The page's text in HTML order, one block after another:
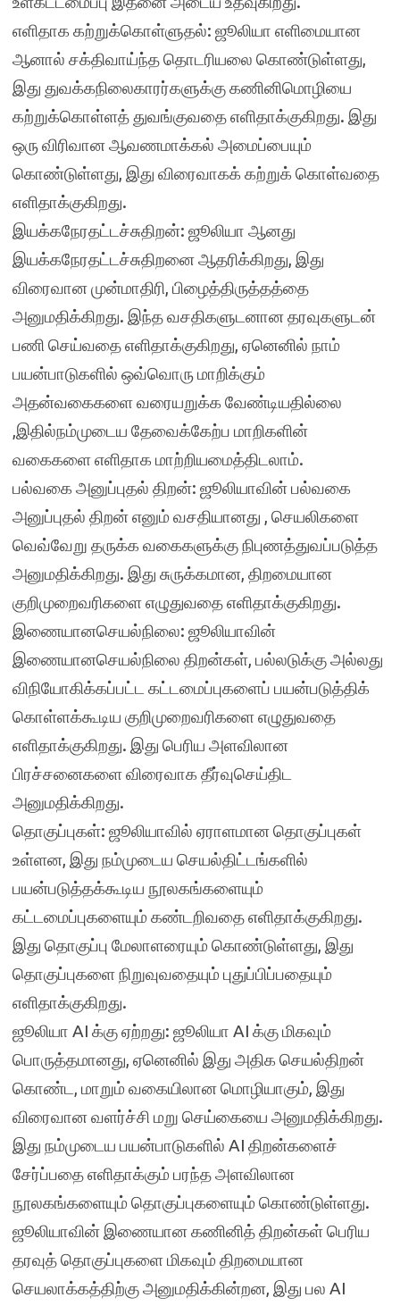
எளிதாக கற்றுக்கொள்ளுதல்: ஜூலியா எளிமையான
ஆனால் சக்திவாய்ந்த தொடரியலை கொண்டுள்ளது,
இது துவக்கநிலைகாரர்களுக்கு கணினிமொழியை
கற்றுக்கொள்ளத் துவங்குவதை எளிதாக்குகிறது. இது
ஒரு விரிவான ஆவணமாக்கல் அமைப்பையும்
கொண்டுள்ளது, இது விரைவாகக் கற்றுக் கொள்வதை
எளிதாக்குகிறது.
இயக்கநேரதட்டச்சுதிறன்: ஜூலியா ஆனது
இயக்கநேரதட்டச்சுதிறனை ஆதரிக்கிறது, இது
விரைவான முன்மாதிரி, பிழைத்திருத்தத்தை
அனுமதிக்கிறது. இந்த வசதிகளுடனான தரவுகளுடன்
பணி செய்வதை எளிதாக்குகிறது, ஏனெனில் நாம்
பயன்பாடுகளில் ஒவ்வொரு மாறிக்கும்
அதன்வகைகளை வரையறுக்க வேண்டியதில்லை
,இதில்நம்முடைய தேவைக்கேற்ப மாறிகளின்
வகைகளை எளிதாக மாற்றியமைத்திடலாம்.
பல்வகை அனுப்புதல் திறன்: ஜூலியாவின் பல்வகை
அனுப்புதல் திறன் எனும் வசதியானது , செயலிகளை
வெவ்வேறு தருக்க வகைகளுக்கு நிபுணத்துவப்படுத்த
அனுமதிக்கிறது. இது சுருக்கமான, திறமையான
குறிமுறைவரிகளை எழுதுவதை எளிதாக்குகிறது.
இணையானசெயல்நிலை: ஜூலியாவின்
இணையானசெயல்நிலை திறன்கள், பல்லடுக்கு அல்லது
விநியோகிக்கப்பட்ட கட்டமைப்புகளைப் பயன்படுத்திக்
கொள்ளக்கூடிய குறிமுறைவரிகளை எழுதுவதை
எளிதாக்குகிறது. இது பெரிய அளவிலான
பிரச்சனைகளை விரைவாக தீர்வுசெய்திட
அனுமதிக்கிறது.
தொகுப்புகள்: ஜூலியாவில் ஏராளமான தொகுப்புகள்
உள்ளன, இது நம்முடைய செயல்திட்டங்களில்
பயன்படுத்தக்கூடிய நூலகங்களையும்
கட்டமைப்புகளையும் கண்டறிவதை எளிதாக்குகிறது.
இது தொகுப்பு மேலாளரையும் கொண்டுள்ளது, இது
தொகுப்புகளை நிறுவுவதையும் புதுப்பிப்பதையும்
எளிதாக்குகிறது.
ஜூலியா AI க்கு ஏற்றது: ஜூலியா AI க்கு மிகவும்
பொருத்தமானது, ஏனெனில் இது அதிக செயல்திறன்
கொண்ட, மாறும் வகையிலான மொழியாகும், இது
விரைவான வளர்ச்சி மறு செய்கையை அனுமதிக்கிறது.
இது நம்முடைய பயன்பாடுகளில் AI திறன்களைச்
சேர்ப்பதை எளிதாக்கும் பரந்த அளவிலான
நூலகங்களையும் தொகுப்புகளையும் கொண்டுள்ளது.
ஜூலியாவின் இணையான கணினித் திறன்கள் பெரிய
தரவுத் தொகுப்புகளை மிகவும் திறமையான
செயலாக்கத்திற்கு அனுமதிக்கின்றன, இது பல AI